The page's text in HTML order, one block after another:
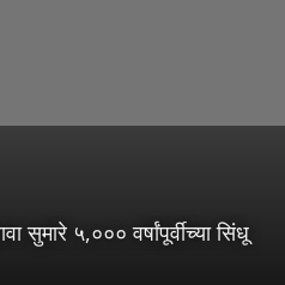
सुमारे ५,००० वर्षांपूर्वीच्या सिंधू